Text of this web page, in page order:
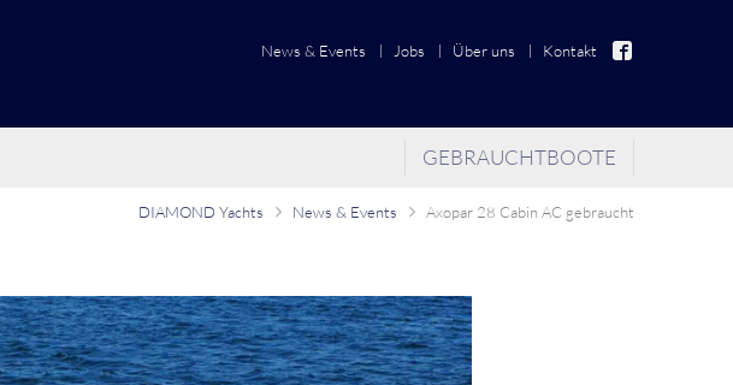
News & Events Jobs Über uns Kontakt
GEBRAUCHTBOOTE
DIAMOND Yachts News & Events Axopar 28 Cabin AC gebraucht